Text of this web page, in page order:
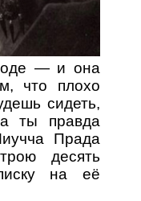
— и она
что плохо
сидеть,
ты правда
Прада
десять
на её